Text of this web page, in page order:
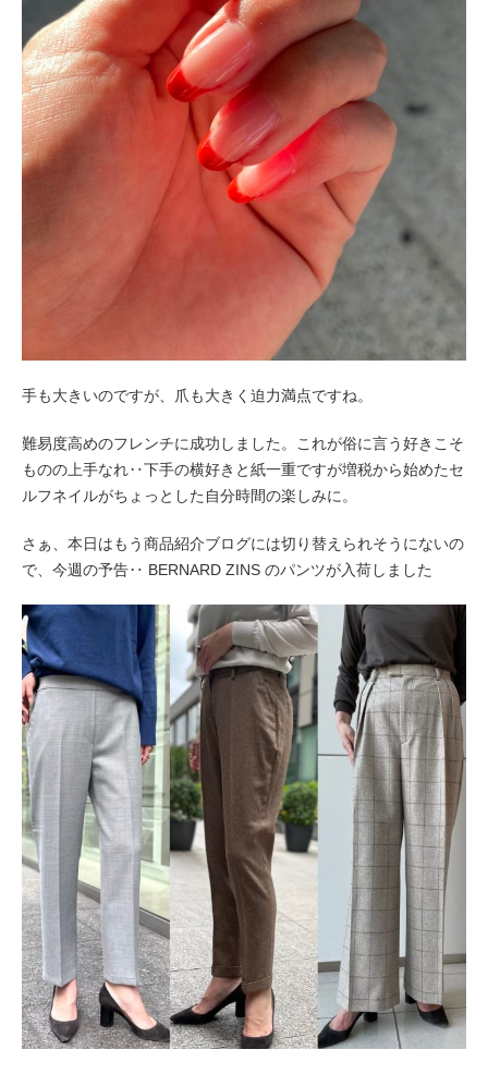
手も大きいのですが、爪も大きく迫力満点ですね。
難易度高めのフレンチに成功しました。これが俗に言う好きこそ
ものの上手なれ‥下手の横好きと紙一重ですが増税から始めたセ
ルフネイルがちょっとした自分時間の楽しみに。
さぁ、 本日はもう商品紹介ブログには切り替えられそうにないの
で、今週の予告‥ BERNARD ZINS のパンツが入荷しました